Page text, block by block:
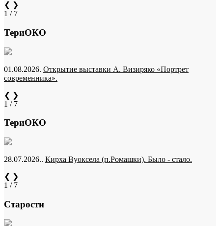
❮ ❯
1 / 7
ТериОКО
01.08.2026. Открытие выставки А. Визиряко «Портрет
современника».
❮ ❯
1 / 7
ТериОКО
28.07.2026.. Кирха Вуоксела (п.Ромашки). Было - стало.
❮ ❯
1 / 7
Старости